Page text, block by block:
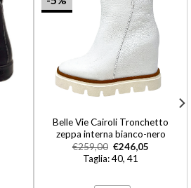
Belle Vie Cairoli Tronchetto
zeppa interna bianco-nero
€259,00 €246,05
Taglia: 40, 41